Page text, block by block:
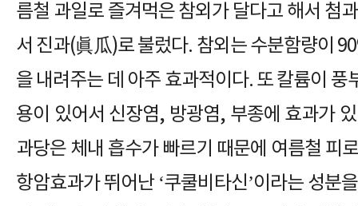
름철 과일로 즐겨먹은 참외가 달다고 해서 첨
서 진과(眞瓜)로 불렀다. 참외는 수분함량이
을 내려주는 데 아주 효과적이다. 또 칼륨이 풍
용이 있어서 신장염, 방광염, 부종에 효과가
과당은 체내 흡수가 빠르기 때문에 여름철 피
항암효과가 뛰어난 ‘쿠쿨비타신’이라는 성분